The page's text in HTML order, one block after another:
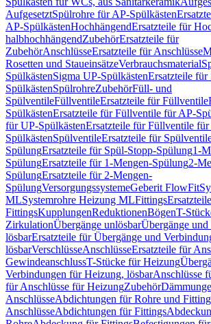
AufgesetztSpülrohre für AP-Spülkästen
AP-SpülkästenHochhängendErsatzteile für
halbhochhängendZubehörErsatzteile für
ZubehörAnschlüsseErsatzteile für Anschlüsse
Rosetten und StaueinsätzeVerbrauchsmaterial
SpülkästenSigma UP-SpülkästenErsatzteile für
SpülkästenSpülrohreZubehörFüll- und
SpülventileFüllventileErsatzteile für Füllventile
SpülkästenErsatzteile für Füllventile für AP-
für UP-SpülkästenErsatzteile für Füllventile
SpülkästenSpülventileErsatzteile für
SpülungErsatzteile für Spül-Stopp-Spülung1-
SpülungErsatzteile für 1-Mengen-Spülung2-
SpülungErsatzteile für 2-Mengen-
SpülungVersorgungssystemeGeberit FlowFit
MLSystemrohre Heizung MLFittings
FittingsKupplungenReduktionenBögenT-
ZirkulationÜbergänge unlösbarÜbergänge
lösbarErsatzteile für Übergänge und
lösbarVerschlüsseAnschlüsseErsatzteile für
GewindeanschlussT-Stücke für Heizung
Verbindungen für Heizung, lösbarAnschlüsse
für Anschlüsse für HeizungZubehör
AnschlüsseAbdichtungen für Rohre und
AnschlüsseAbdichtungen für Fittings